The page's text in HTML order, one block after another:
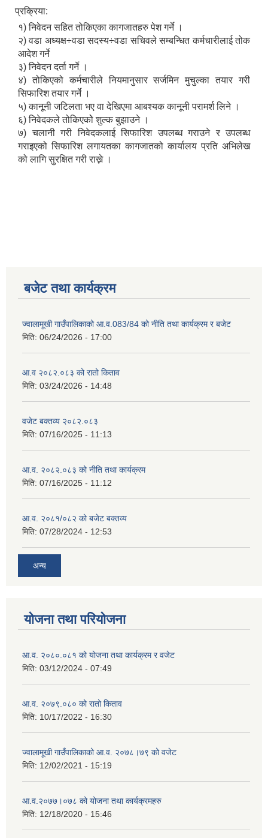
प्रक्रिया:
१) निवेदन सहित तोकिएका कागजातहरु पेश गर्ने ।
२) वडा अध्यक्ष÷वडा सदस्य÷वडा सचिवले सम्बन्धित कर्मचारीलाई तोक
आदेश गर्ने
३) निवेदन दर्ता गर्ने ।
४) तोकिएको कर्मचारीले नियमानुसार सर्जमिन मुचुल्का तयार गरी
सिफारिश तयार गर्ने ।
५) कानूनी जटिलता भए वा देखिएमा आबश्यक कानूनी परामर्श लिने ।
६) निवेदकले तोकिएकोे शुल्क बुझाउने ।
७) चलानी गरी निवेदकलाई सिफारिश उपलब्ध गराउने र उपलब्ध
गराइएको सिफारिश लगायतका कागजातको कार्यालय प्रति अभिलेख
को लागि सुरक्षित गरी राख्ने ।
बजेट तथा कार्यक्रम
ज्वालामूखी गाउँपालिकाको आ.व.083/84 को नीति तथा कार्यक्रम र बजेट
मिति: 06/24/2026 - 17:00
आ.व २०८२.०८३ को रातो किताव
मिति: 03/24/2026 - 14:48
वजेट बक्तव्य २०८२.०८३
मिति: 07/16/2025 - 11:13
आ.व. २०८२.०८३ को नीति तथा कार्यक्रम
मिति: 07/16/2025 - 11:12
आ.व. २०८१/०८२ को बजेट बक्तव्य
मिति: 07/28/2024 - 12:53
अन्य
योजना तथा परियोजना
आ.व. २०८०.०८१ को योजना तथा कार्यक्रम र वजेट
मिति: 03/12/2024 - 07:49
आ.व. २०७९.०८० को रातो किताव
मिति: 10/17/2022 - 16:30
ज्वालामूखी गाउँपालिकाको आ.व. २०७८।७९ को वजेट
मिति: 12/02/2021 - 15:19
आ.व.२०७७।०७८ को योजना तथा कार्यक्रमहरु
मिति: 12/18/2020 - 15:46